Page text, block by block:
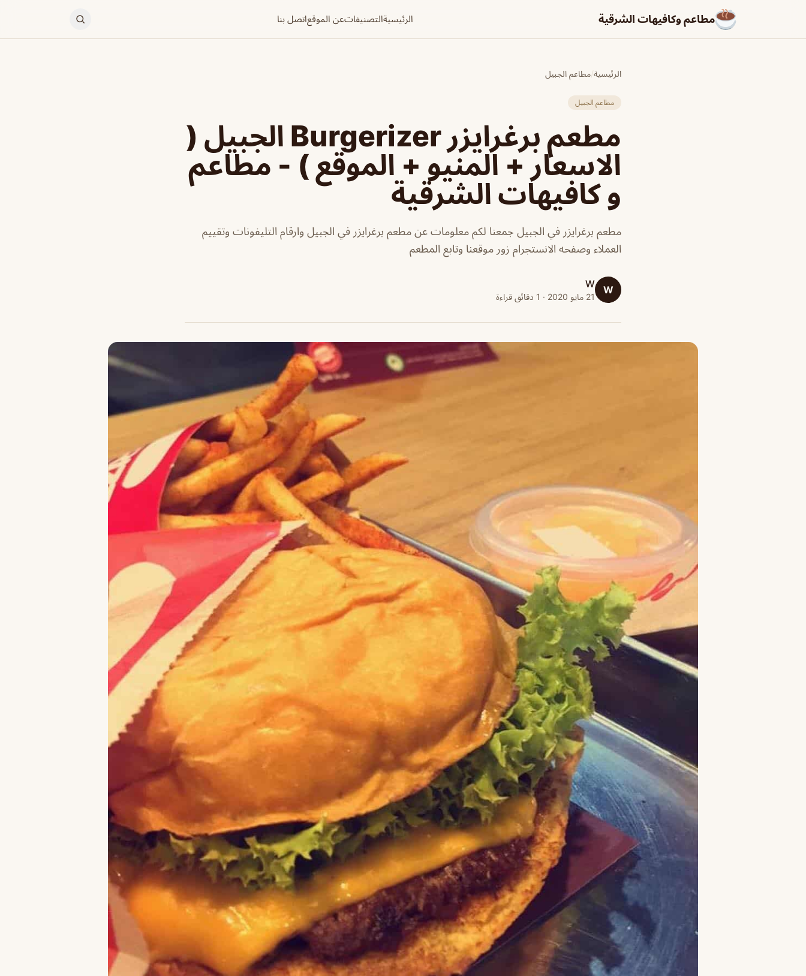
مطاعم وكافيهات الشرقية الرئيسيةالتصنيفاتعن الموقعاتصل بنا
الرئيسية/مطاعم الجبيل
مطاعم الجبيل
مطعم برغرايزر Burgerizer الجبيل (
الاسعار + المنيو + الموقع ) - مطاعم
و كافيهات الشرقية
مطعم برغرايزر في الجبيل جمعنا لكم معلومات عن مطعم برغرايزر في الجبيل وارقام التليفونات وتقييم
العملاء وصفحه الانستجرام زور موقعنا وتابع المطعم
W
W
21 مايو 2020 · 1 دقائق قراءة